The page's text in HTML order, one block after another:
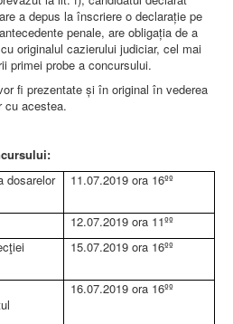
a depus la înscriere o declaraţie pe
penale, are obligaţia de a
originalul cazierului judiciar, cel mai
primei probe a concursului.
fi prezentate şi în original în vederea
cu acestea.
dosarelor
11.07.2019 ora 16ºº
12.07.2019 ora 11ºº
15.07.2019 ora 16ºº
16.07.2019 ora 16ºº